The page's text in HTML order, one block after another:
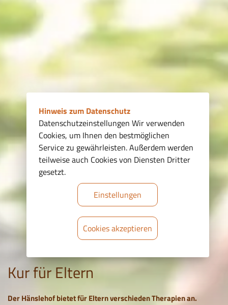
Kur für Eltern
Der Hänslehof bietet für Eltern verschieden Therapien an.
Hinweis zum Datenschutz
Datenschutzeinstellungen Wir verwenden
Cookies, um Ihnen den bestmöglichen
Service zu gewährleisten. Außerdem werden
teilweise auch Cookies von Diensten Dritter
gesetzt.
Einstellungen
Cookies akzeptieren